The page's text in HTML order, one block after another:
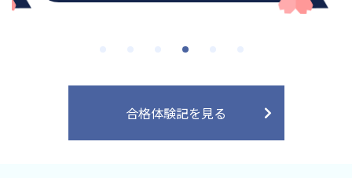
合格体験記を見る